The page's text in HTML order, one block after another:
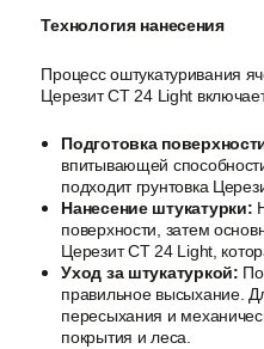
Технология нанесения
Процесс оштукатуривания
Церезит CT 24 Light
Подготовка
впитывающей
подходит грунтовка
Нанесение штукатурки:
поверхности, затем
Церезит CT 24 Light,
Уход за штукатуркой:
правильное высыхание.
пересыхания и
покрытия и леса.